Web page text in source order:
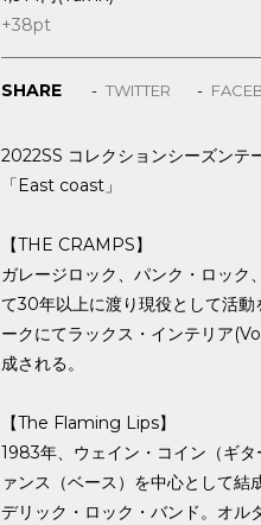
+38pt
SHARE TWITTER
2022SS コレクションシーズンテ
「East coast」
【THE CRAMPS】
ガレージロック、パンク・ロック
て30年以上に渡り現役として活
ークにてラックス・インテリア
成される。
【The Flaming Lips】
1983年、ウェイン・コイン（ギ
ァンス（ベース）を中心として
デリック・ロック・バンド。オル